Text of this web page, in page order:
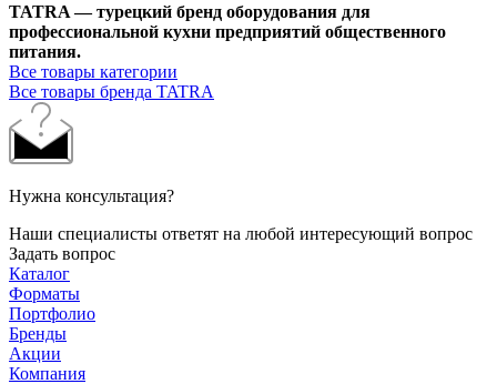
TATRA — турецкий бренд оборудования для
профессиональной кухни предприятий общественного
питания.
Все товары категории
Все товары бренда TATRA
Нужна консультация?
Наши специалисты ответят на любой интересующий вопрос
Задать вопрос
Каталог
Форматы
Портфолио
Бренды
Акции
Компания